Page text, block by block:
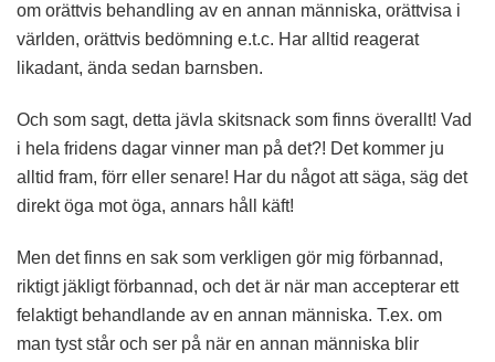
om orättvis behandling av en annan människa, orättvisa i
världen, orättvis bedömning e.t.c. Har alltid reagerat
likadant, ända sedan barnsben.
Och som sagt, detta jävla skitsnack som finns överallt! Vad
i hela fridens dagar vinner man på det?! Det kommer ju
alltid fram, förr eller senare! Har du något att säga, säg det
direkt öga mot öga, annars håll käft!
Men det finns en sak som verkligen gör mig förbannad,
riktigt jäkligt förbannad, och det är när man accepterar ett
felaktigt behandlande av en annan människa. T.ex. om
man tyst står och ser på när en annan människa blir